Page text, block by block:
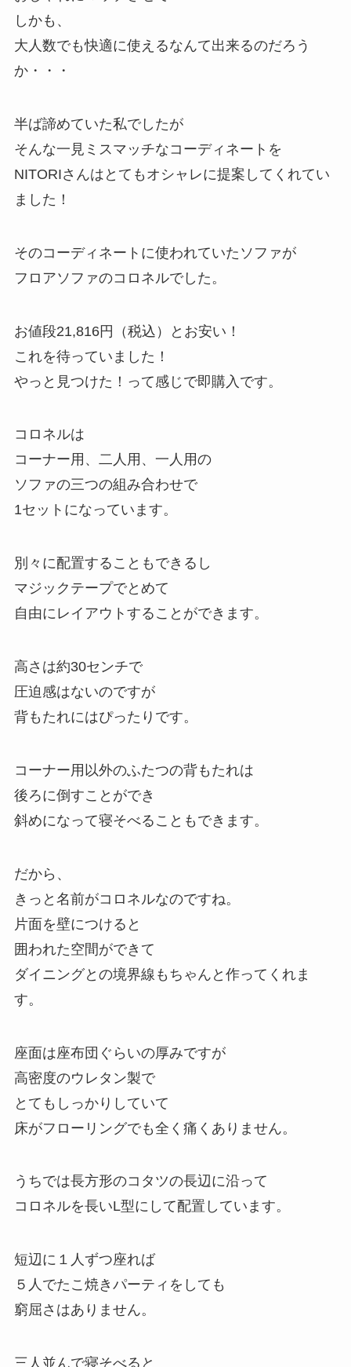
しかも、
大人数でも快適に使えるなんて出来るのだろう
か・・・
半ば諦めていた私でしたが
そんな一見ミスマッチなコーディネートを
NITORIさんはとてもオシャレに提案してくれてい
ました！
そのコーディネートに使われていたソファが
フロアソファのコロネルでした。
お値段21,816円（税込）とお安い！
これを待っていました！
やっと見つけた！って感じで即購入です。
コロネルは
コーナー用、二人用、一人用の
ソファの三つの組み合わせで
1セットになっています。
別々に配置することもできるし
マジックテープでとめて
自由にレイアウトすることができます。
高さは約30センチで
圧迫感はないのですが
背もたれにはぴったりです。
コーナー用以外のふたつの背もたれは
後ろに倒すことができ
斜めになって寝そべることもできます。
だから、
きっと名前がコロネルなのですね。
片面を壁につけると
囲われた空間ができて
ダイニングとの境界線もちゃんと作ってくれま
す。
座面は座布団ぐらいの厚みですが
高密度のウレタン製で
とてもしっかりしていて
床がフローリングでも全く痛くありません。
うちでは長方形のコタツの長辺に沿って
コロネルを長いL型にして配置しています。
短辺に１人ずつ座れば
５人でたこ焼きパーティをしても
窮屈さはありません。
三人並んで寝そべると